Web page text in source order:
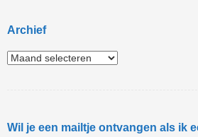
Archief
Wil je een mailtje ontvangen als ik